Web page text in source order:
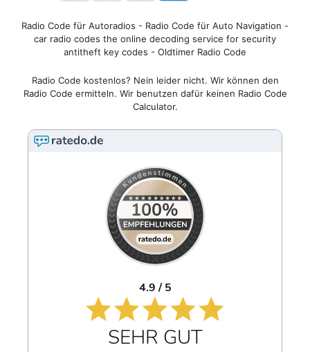
Radio Code für Autoradios - Radio Code für Auto Navigation -
car radio codes the online decoding service for security
antitheft key codes - Oldtimer Radio Code
Radio Code kostenlos? Nein leider nicht. Wir können den
Radio Code ermitteln. Wir benutzen dafür keinen Radio Code
Calculator.
4.9 / 5
SEHR GUT